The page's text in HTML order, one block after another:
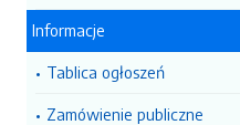
Informacje
Tablica ogłoszeń
Zamówienie publiczne